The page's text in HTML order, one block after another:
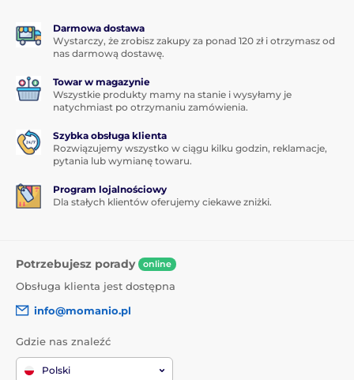
Darmowa dostawa
Wystarczy, że zrobisz zakupy za ponad 120 zł i otrzymasz od
nas darmową dostawę.
Towar w magazynie
Wszystkie produkty mamy na stanie i wysyłamy je
natychmiast po otrzymaniu zamówienia.
Szybka obsługa klienta
Rozwiązujemy wszystko w ciągu kilku godzin, reklamacje,
pytania lub wymianę towaru.
Program lojalnościowy
Dla stałych klientów oferujemy ciekawe zniżki.
Potrzebujesz porady online
Obsługa klienta jest dostępna
info@momanio.pl
Gdzie nas znaleźć
Polski